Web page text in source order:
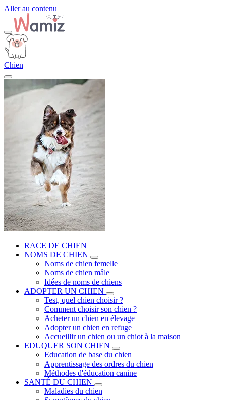
Aller au contenu
Chien
RACE DE CHIEN
NOMS DE CHIEN
Noms de chien femelle
Noms de chien mâle
Idées de noms de chiens
ADOPTER UN CHIEN
Test, quel chien choisir ?
Comment choisir son chien ?
Acheter un chien en élevage
Adopter un chien en refuge
Accueillir un chien ou un chiot à la maison
EDUQUER SON CHIEN
Education de base du chien
Apprentissage des ordres du chien
Méthodes d'éducation canine
SANTÉ DU CHIEN
Maladies du chien